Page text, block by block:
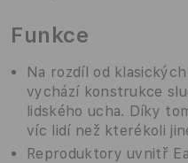
Funkce
Na rozdíl od
vychází konstrukce
lidského ucha. Díky
víc lidí než kterékoli
Reproduktory uvnitř